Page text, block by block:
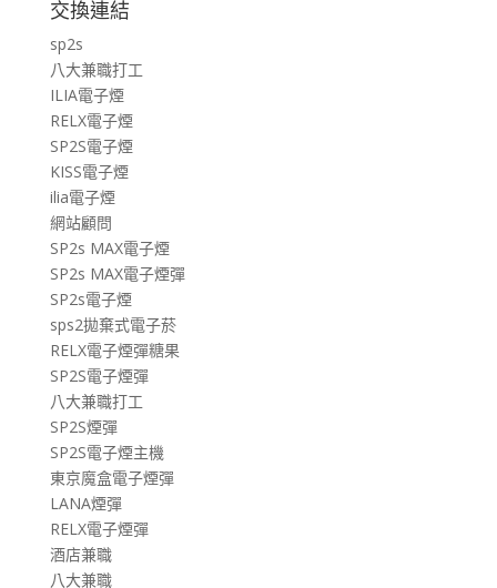
交換連結
sp2s
八大兼職打工
ILIA電子煙
RELX電子煙
SP2S電子煙
KISS電子煙
ilia電子煙
網站顧問
SP2s MAX電子煙
SP2s MAX電子煙彈
SP2s電子煙
sps2拋棄式電子菸
RELX電子煙彈糖果
SP2S電子煙彈
八大兼職打工
SP2S煙彈
SP2S電子煙主機
東京魔盒電子煙彈
LANA煙彈
RELX電子煙彈
酒店兼職
八大兼職